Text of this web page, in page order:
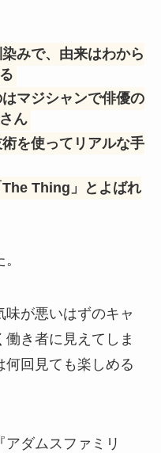
みで、由来はわから
マジシャンで俳優の
ん
を使ってリアルな手
Thing」とよばれ
が悪いはずのキャ
き者に見えてしま
何回見ても楽しめる
ダムスファミリ